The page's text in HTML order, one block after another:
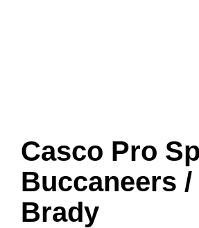
Casco Pro
Buccaneers /
Brady